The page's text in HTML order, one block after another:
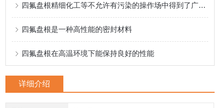
四氟盘根精细化工等不允许有污染的操作场中得到了广泛应用
四氟盘根是一种高性能的密封材料
四氟盘根在高温环境下能保持良好的性能
详细介绍